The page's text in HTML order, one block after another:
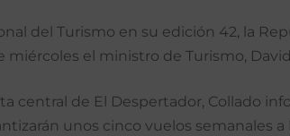
del Turismo en su edición 42, la
miércoles el ministro de Turismo,
central de El Despertador, Collado
unos cinco vuelos semanales a